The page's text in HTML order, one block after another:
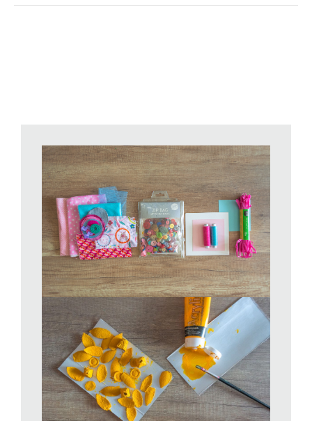
cono, tagliandone circa 1,5 cm. Una volta ottenuti i pezzi,
dipingete i petali e il centro con tempera o acrilico giallo e
lasciateli asciugare completamente.
Quando il colore sarà asciutto, incollate i petali a raggiera su
un piccolo tondo di cartone, utilizzando la colla a caldo per
fissarli saldamente. Infine, posizionate al centro il cilindro
precedentemente dipinto per completare il fiore. Per ottenere
una forma più arrotondata e naturale, riporre i narcisi all’interno
di una scatola delle uova per una notte, in modo che acquistino
la curvatura desiderata.
Completate il fiore inserendo nel centro una piccola pallina
creata con la carta da cucina che dipingerete di giallo.
Realizzare la ghirlanda primaverile
Con gli acquarelli blu e verdi, dipingete le pagine di un vecchio